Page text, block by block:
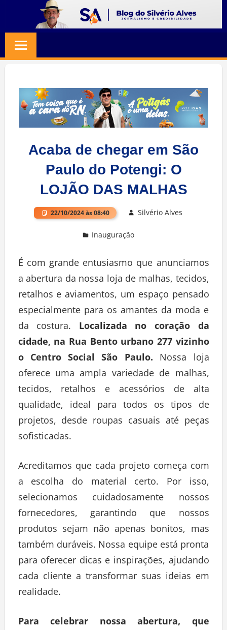
content
SILVERIO
ALVES
Jornalismo
Credibilidade
Acaba de chegar em São
Paulo do Potengi: O
LOJÃO DAS MALHAS
22/10/2024 às 08:40 Silvério Alves
Inauguração
É com grande entusiasmo que anunciamos
a abertura da nossa loja de malhas, tecidos,
retalhos e aviamentos, um espaço pensado
especialmente para os amantes da moda e
da costura. Localizada no coração da
cidade, na Rua Bento urbano 277 vizinho
o Centro Social São Paulo. Nossa loja
oferece uma ampla variedade de malhas,
tecidos, retalhos e acessórios de alta
qualidade, ideal para todos os tipos de
projetos, desde roupas casuais até peças
sofisticadas.
Acreditamos que cada projeto começa com
a escolha do material certo. Por isso,
selecionamos cuidadosamente nossos
fornecedores, garantindo que nossos
produtos sejam não apenas bonitos, mas
também duráveis. Nossa equipe está pronta
para oferecer dicas e inspirações, ajudando
cada cliente a transformar suas ideias em
realidade.
Para celebrar nossa abertura, que